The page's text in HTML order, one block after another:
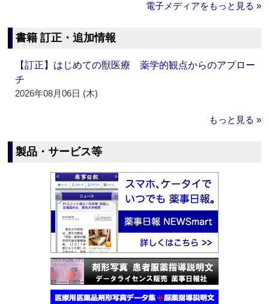
電子メディアをもっと見る »
書籍 訂正・追加情報
【訂正】はじめての獣医療 薬学的観点からのアプロー
チ
2026年08月06日 (木)
もっと見る »
製品・サービス等